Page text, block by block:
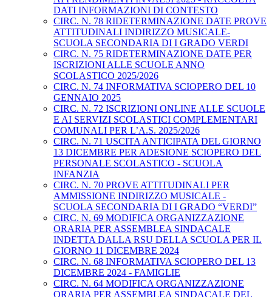
DATI INFORMAZIONI DI CONTESTO
CIRC. N. 78 RIDETERMINAZIONE DATE PROVE
ATTITUDINALI INDIRIZZO MUSICALE-
SCUOLA SECONDARIA DI I GRADO VERDI
CIRC. N. 75 RIDETERMINAZIONE DATE PER
ISCRIZIONI ALLE SCUOLE ANNO
SCOLASTICO 2025/2026
CIRC. N. 74 INFORMATIVA SCIOPERO DEL 10
GENNAIO 2025
CIRC. N. 72 ISCRIZIONI ONLINE ALLE SCUOLE
E AI SERVIZI SCOLASTICI COMPLEMENTARI
COMUNALI PER L’A.S. 2025/2026
CIRC. N. 71 USCITA ANTICIPATA DEL GIORNO
13 DICEMBRE PER ADESIONE SCIOPERO DEL
PERSONALE SCOLASTICO - SCUOLA
INFANZIA
CIRC. N. 70 PROVE ATTITUDINALI PER
AMMISSIONE INDIRIZZO MUSICALE -
SCUOLA SECONDARIA DI I GRADO “VERDI”
CIRC. N. 69 MODIFICA ORGANIZZAZIONE
ORARIA PER ASSEMBLEA SINDACALE
INDETTA DALLA RSU DELLA SCUOLA PER IL
GIORNO 11 DICEMBRE 2024
CIRC. N. 68 INFORMATIVA SCIOPERO DEL 13
DICEMBRE 2024 - FAMIGLIE
CIRC. N. 64 MODIFICA ORGANIZZAZIONE
ORARIA PER ASSEMBLEA SINDACALE DEL